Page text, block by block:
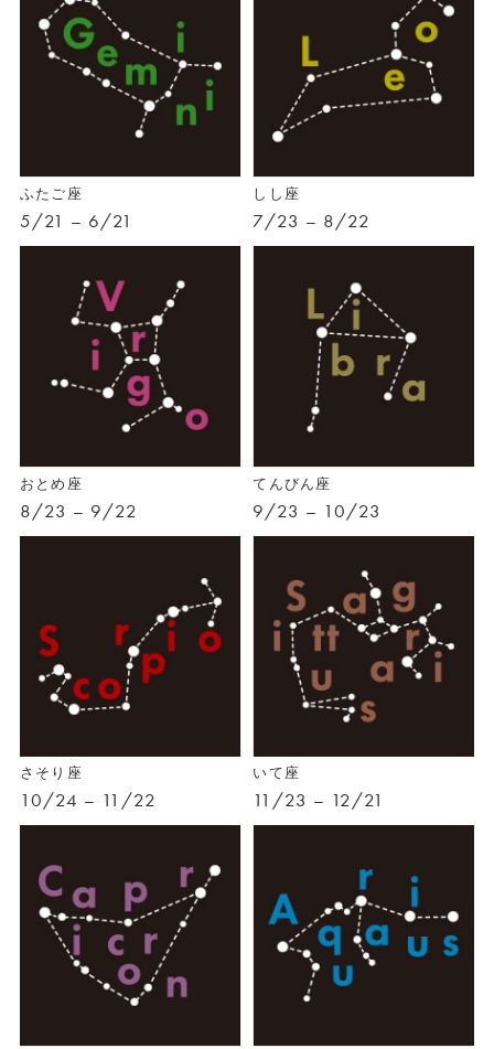
ふたご座
5/21 – 6/21
しし座
7/23 – 8/22
おとめ座
8/23 – 9/22
てんびん座
9/23 – 10/23
さそり座
10/24 – 11/22
いて座
11/23 – 12/21